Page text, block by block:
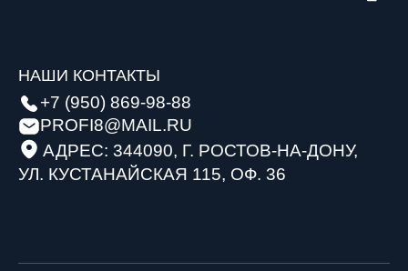
НАШИ КОНТАКТЫ
+7 (950) 869-98-88
PROFI8@MAIL.RU
АДРЕС: 344090, Г. РОСТОВ-НА-ДОНУ,
УЛ. КУСТАНАЙСКАЯ 115, ОФ. 36